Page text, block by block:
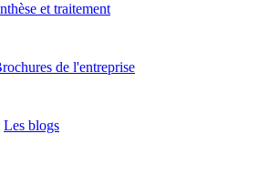
et traitement
de l'entreprise
Les blogs